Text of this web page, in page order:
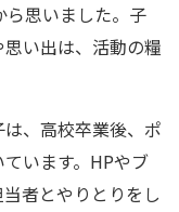
ら思いました。子
い出は、活動の糧
、高校卒業後、ポ
います。HPやブ
者とやりとりをし